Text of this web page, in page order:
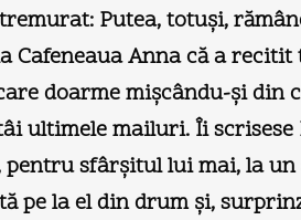
Putea, totuşi,
Cafeneaua Anna că a
doarme mişcându-şi din
ultimele mailuri. Îi
sfârşitul lui mai, la
pe la el din drum şi,